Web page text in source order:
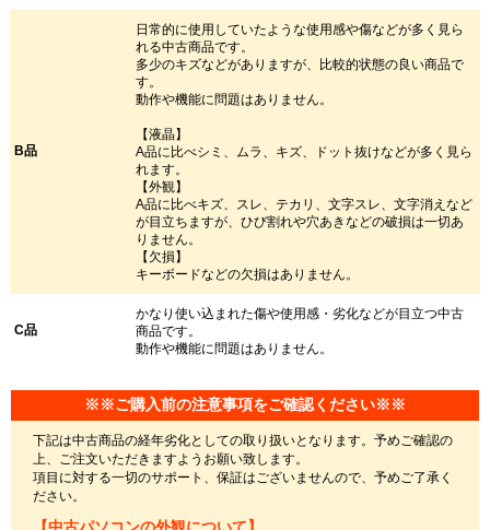
B品
日常的に使用していたような使用感や傷などが多く見ら
れる中古商品です。
多少のキズなどがありますが、比較的状態の良い商品で
す。
動作や機能に問題はありません。
【液晶】
A品に比べシミ、ムラ、キズ、ドット抜けなどが多く見ら
れます。
【外観】
A品に比べキズ、スレ、テカリ、文字スレ、文字消えなど
が目立ちますが、ひび割れや穴あきなどの破損は一切あ
りません。
【欠損】
キーボードなどの欠損はありません。
C品
かなり使い込まれた傷や使用感・劣化などが目立つ中古
商品です。
動作や機能に問題はありません。
※※ご購入前の注意事項をご確認ください※※
下記は中古商品の経年劣化としての取り扱いとなります。予めご確認の
上、ご注文いただきますようお願い致します。
項目に対する一切のサポート、保証はございませんので、予めご了承く
ださい。